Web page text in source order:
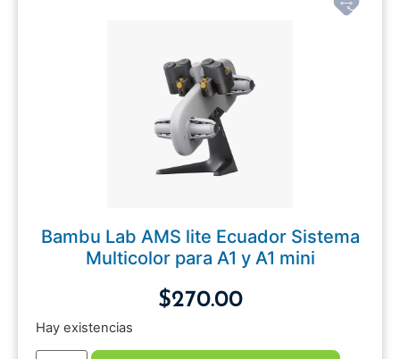
Bambu Lab AMS lite Ecuador Sistema
Multicolor para A1 y A1 mini
$270.00
Hay existencias